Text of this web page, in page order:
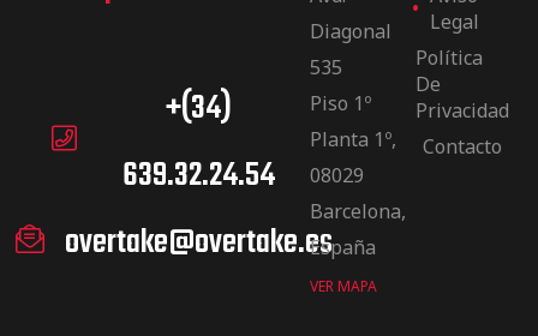
+(34)
639.32.24.54
overtake@overtake.es
Diagonal
535
Piso 1º
Planta 1º,
08029
Barcelona,
España
VER MAPA
Legal
Política
De
Privacidad
Contacto